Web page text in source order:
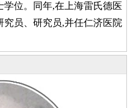
位。同年,在上海雷氏德医
员、研究员,并任仁济医院